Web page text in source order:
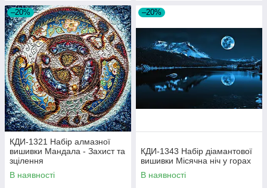
–20%
КДИ-1321 Набір алмазної
вишивки Мандала - Захист та
зцілення
В наявності
–20%
КДИ-1343 Набір діамантової
вишивки Місячна ніч у горах
В наявності